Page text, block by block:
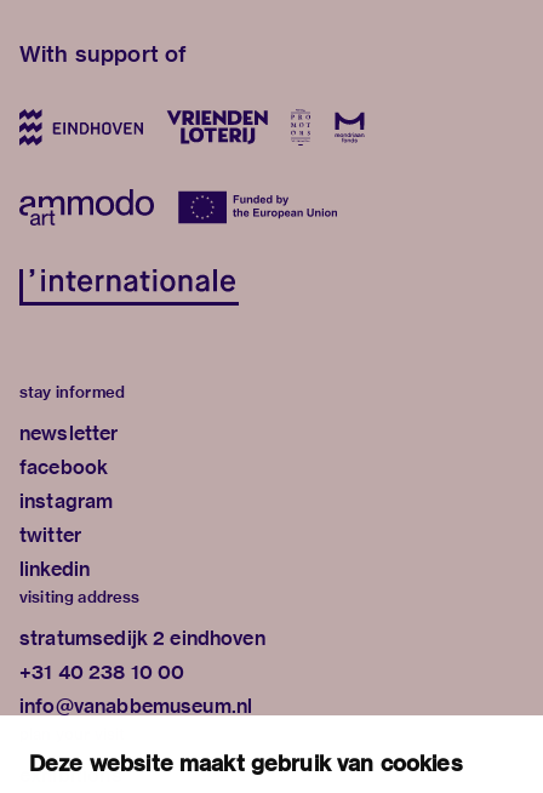
Deze website maakt gebruik van cookies
With support of
stay informed
newsletter
facebook
instagram
twitter
linkedin
visiting address
stratumsedijk 2 eindhoven
+31 40 238 10 00
info@vanabbemuseum.nl
exhibitions